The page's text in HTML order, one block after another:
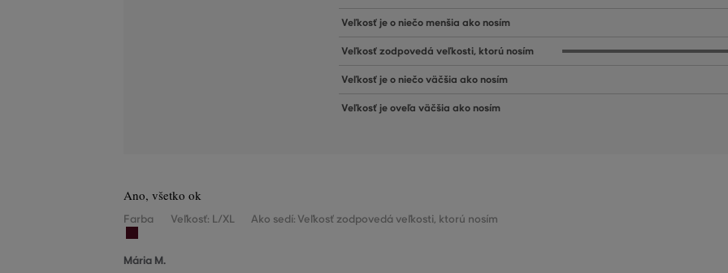
Veľkosť je o niečo menšia ako nosím
Veľkosť zodpovedá veľkosti, ktorú nosím
Veľkosť je o niečo väčšia ako nosím
Veľkosť je oveľa väčšia ako nosím
Ano, všetko ok
Farba Veľkosť: L/XL Ako sedí: Veľkosť zodpovedá veľkosti, ktorú nosím
Mária M.